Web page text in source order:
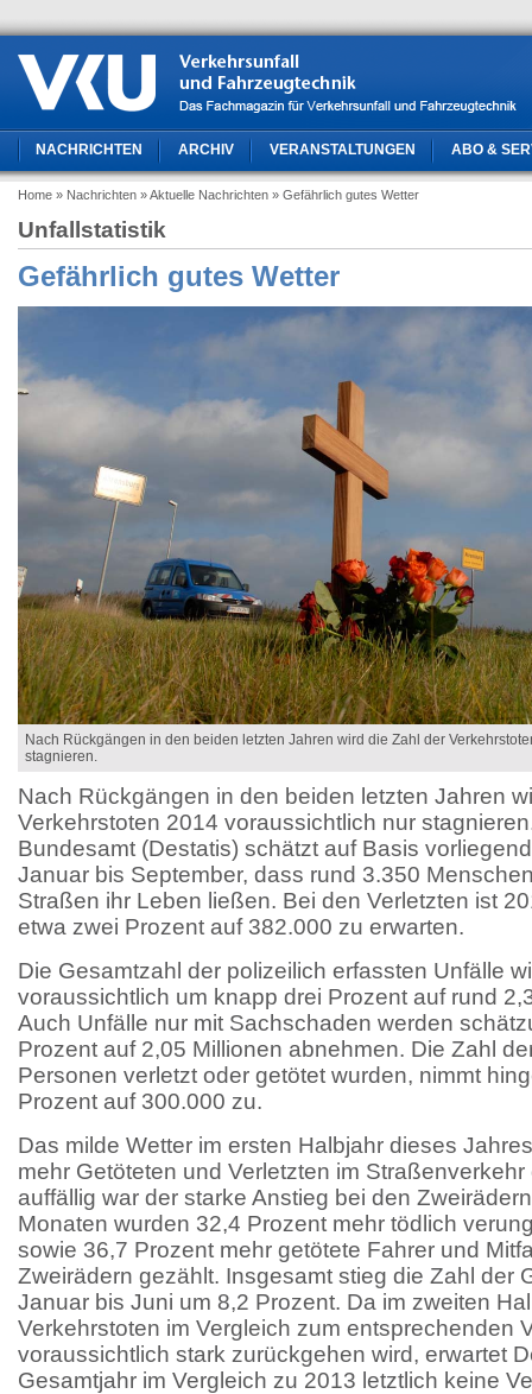
NACHRICHTEN ARCHIV VERANSTALTUNGEN ABO &
Home » Nachrichten » Aktuelle Nachrichten » Gefährlich gutes Wetter
Unfallstatistik
Gefährlich gutes Wetter
Nach Rückgängen in den beiden letzten Jahren wird die Zahl der
stagnieren.
Nach Rückgängen in den beiden letzten Jahren
Verkehrstoten 2014 voraussichtlich nur
Bundesamt (Destatis) schätzt auf Basis
Januar bis September, dass rund 3.350
Straßen ihr Leben ließen. Bei den Verletzten ist
etwa zwei Prozent auf 382.000 zu erwarten.
Die Gesamtzahl der polizeilich erfassten Unfälle
voraussichtlich um knapp drei Prozent auf rund
Auch Unfälle nur mit Sachschaden werden
Prozent auf 2,05 Millionen abnehmen. Die Zahl
Personen verletzt oder getötet wurden, nimmt
Prozent auf 300.000 zu.
Das milde Wetter im ersten Halbjahr dieses
mehr Getöteten und Verletzten im
auffällig war der starke Anstieg bei den
Monaten wurden 32,4 Prozent mehr tödlich
sowie 36,7 Prozent mehr getötete Fahrer und
Zweirädern gezählt. Insgesamt stieg die Zahl der
Januar bis Juni um 8,2 Prozent. Da im zweiten
Verkehrstoten im Vergleich zum entsprechenden
voraussichtlich stark zurückgehen wird, erwartet
Gesamtjahr im Vergleich zu 2013 letztlich keine